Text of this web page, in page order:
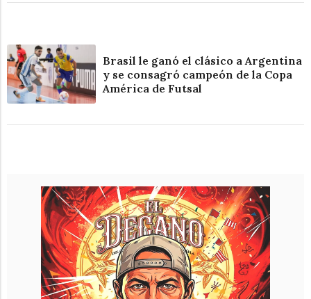
Brasil le ganó el clásico a Argentina
y se consagró campeón de la Copa
América de Futsal